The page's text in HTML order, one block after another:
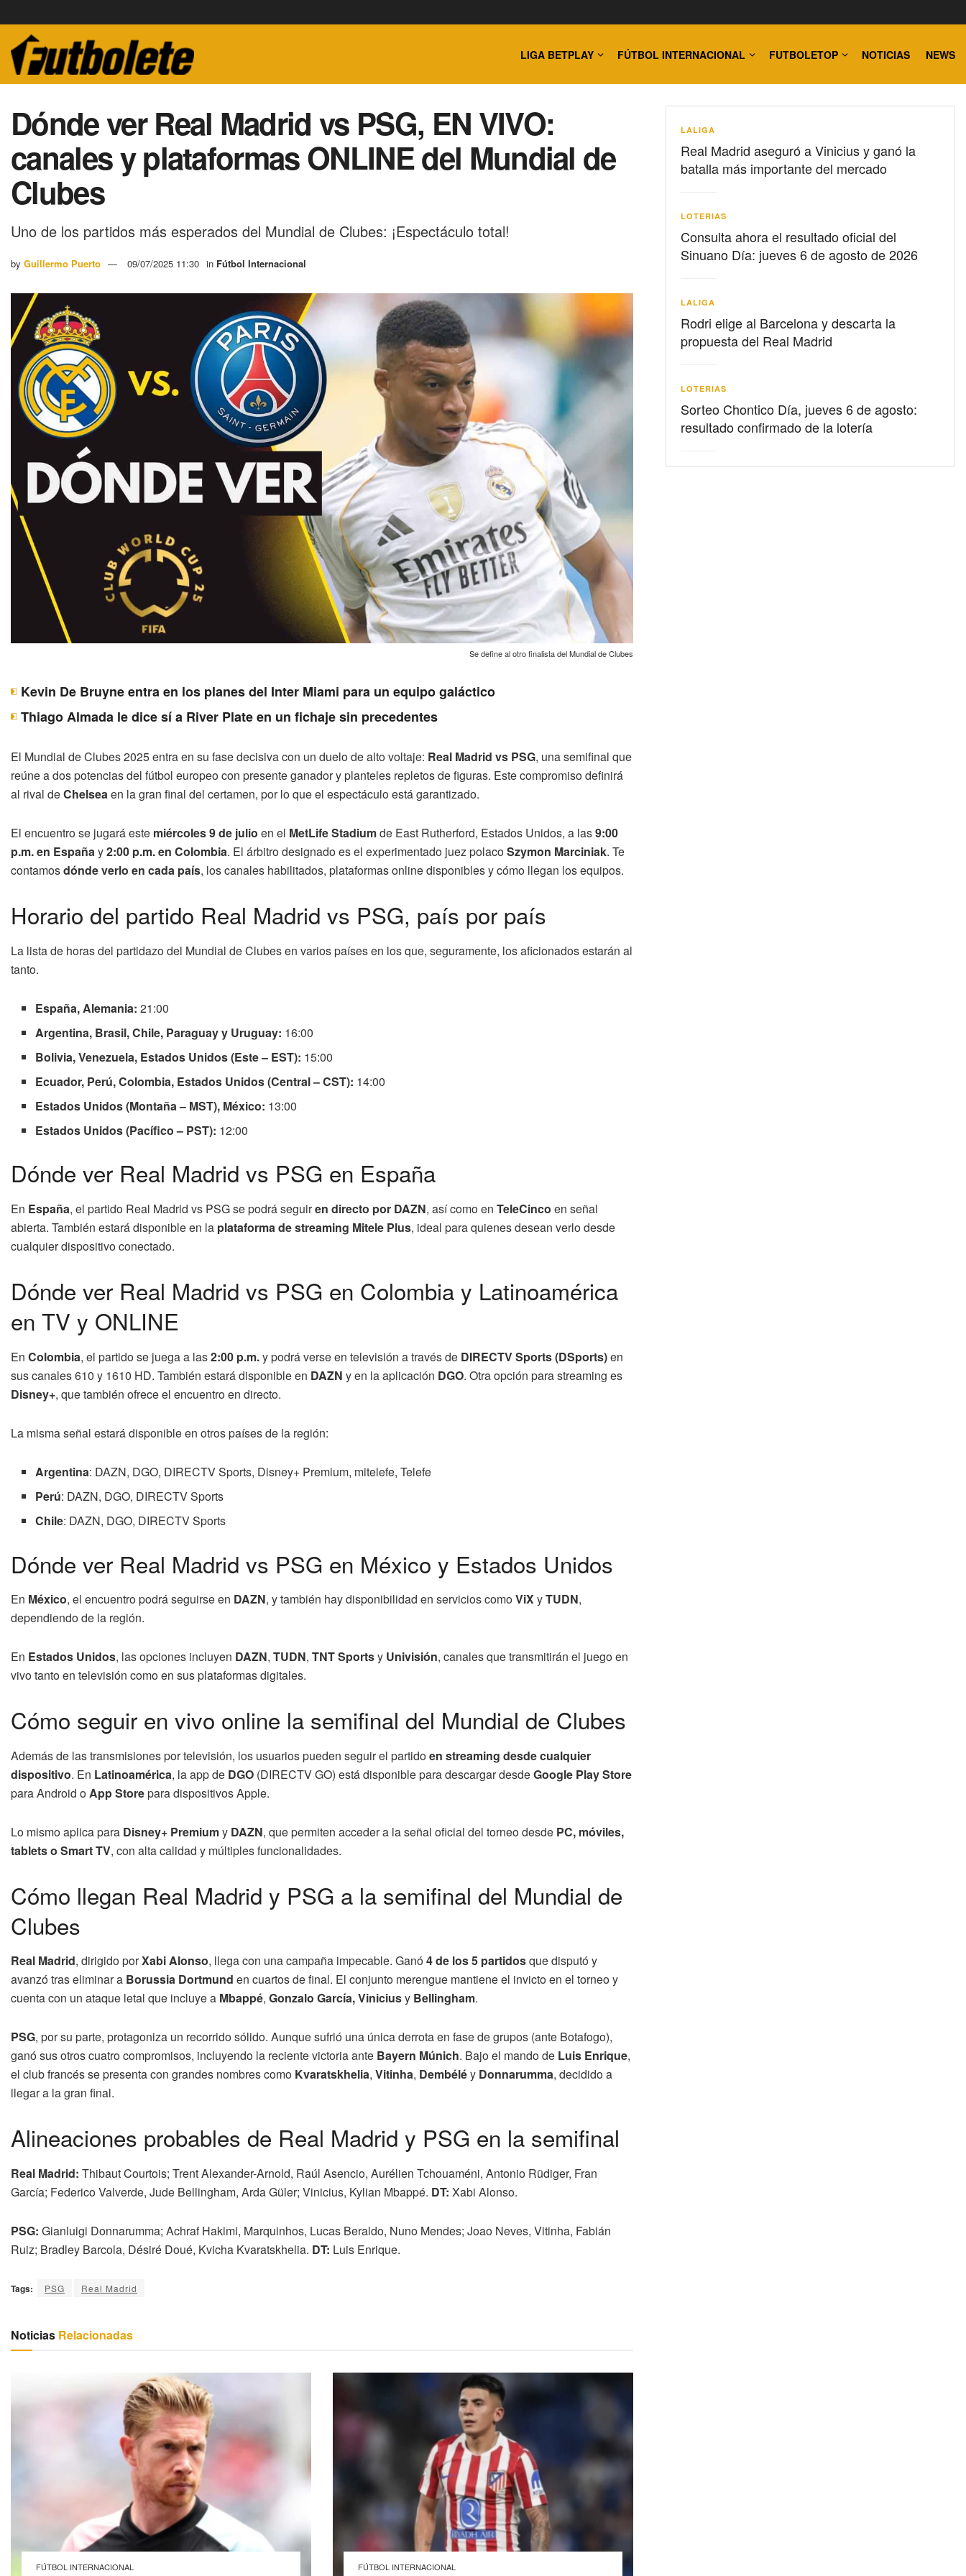
LIGA BETPLAY FÚTBOL INTERNACIONAL FUTBOLETOP NOTICIAS NEWS
Dónde ver Real Madrid vs PSG, EN VIVO:
canales y plataformas ONLINE del Mundial de
Clubes
Uno de los partidos más esperados del Mundial de Clubes: ¡Espectáculo total!
by Guillermo Puerto 09/07/2025 11:30 in Fútbol Internacional
Se define al otro finalista del Mundial de Clubes
Kevin De Bruyne entra en los planes del Inter Miami para un equipo galáctico
Thiago Almada le dice sí a River Plate en un fichaje sin precedentes
El Mundial de Clubes 2025 entra en su fase decisiva con un duelo de alto voltaje: Real Madrid vs PSG, una semifinal que
reúne a dos potencias del fútbol europeo con presente ganador y planteles repletos de figuras. Este compromiso definirá
al rival deChelseaen la gran final del certamen, por lo que el espectáculo está garantizado.
El encuentro se jugará este miércoles 9 de julio en el MetLife Stadiumde East Rutherford, Estados Unidos, a las9:00
p.m. en Españay2:00 p.m. en Colombia. El árbitro designado es el experimentado juez polacoSzymon Marciniak. Te
contamosdónde verlo en cada país, los canales habilitados, plataformas online disponibles y cómo llegan los equipos.
Horario del partido Real Madrid vs PSG, país por país
La lista de horas del partidazo del Mundial de Clubes en varios países en los que, seguramente, los aficionados estarán al
tanto.
España, Alemania: 21:00
Argentina, Brasil, Chile, Paraguay y Uruguay: 16:00
Bolivia, Venezuela, Estados Unidos (Este – EST): 15:00
Ecuador, Perú, Colombia, Estados Unidos (Central – CST): 14:00
Estados Unidos (Montaña – MST), México: 13:00
Estados Unidos (Pacífico – PST): 12:00
Dónde ver Real Madrid vs PSG en España
En España, el partido Real Madrid vs PSG se podrá seguiren directo por DAZN, así como en TeleCinco en señal
abierta. También estará disponible en la plataforma de streaming Mitele Plus, ideal para quienes desean verlo desde
cualquier dispositivo conectado.
Dónde ver Real Madrid vs PSG en Colombia y Latinoamérica
en TV y ONLINE
En Colombia, el partido se juega a las2:00 p.m.y podrá verse en televisión a través de DIRECTV Sports (DSports)en
sus canales 610 y 1610 HD. También estará disponible en DAZN y en la aplicación DGO. Otra opción para streaming es
Disney+, que también ofrece el encuentro en directo.
La misma señal estará disponible en otros países de la región:
Argentina: DAZN, DGO, DIRECTV Sports, Disney+ Premium, mitelefe, Telefe
Perú: DAZN, DGO, DIRECTV Sports
Chile: DAZN, DGO, DIRECTV Sports
Dónde ver Real Madrid vs PSG en México y Estados Unidos
En México, el encuentro podrá seguirse en DAZN, y también hay disponibilidad en servicios comoViXyTUDN,
dependiendo de la región.
En Estados Unidos, las opciones incluyen DAZN, TUDN, TNT Sportsy Univisión, canales que transmitirán el juego en
vivo tanto en televisión como en sus plataformas digitales.
Cómo seguir en vivo online la semifinal del Mundial de Clubes
Además de las transmisiones por televisión, los usuarios pueden seguir el partidoen streaming desde cualquier
dispositivo. En Latinoamérica, la app de DGO (DIRECTV GO) está disponible para descargar desdeGoogle Play Store
para Android oApp Storepara dispositivos Apple.
Lo mismo aplica para Disney+ Premiumy DAZN, que permiten acceder a la señal oficial del torneo desde PC, móviles,
tablets o Smart TV, con alta calidad y múltiples funcionalidades.
Cómo llegan Real Madrid y PSG a la semifinal del Mundial de
Clubes
Real Madrid, dirigido porXabi Alonso, llega con una campaña impecable. Ganó4 de los 5 partidosque disputó y
avanzó tras eliminar a Borussia Dortmund en cuartos de final. El conjunto merengue mantiene el invicto en el torneo y
cuenta con un ataque letal que incluye a Mbappé, Gonzalo García, Viniciusy Bellingham.
PSG, por su parte, protagoniza un recorrido sólido. Aunque sufrió una única derrota en fase de grupos (ante Botafogo),
ganó sus otros cuatro compromisos, incluyendo la reciente victoria ante Bayern Múnich. Bajo el mando de Luis Enrique,
el club francés se presenta con grandes nombres como Kvaratskhelia, Vitinha, Dembéléy Donnarumma, decidido a
llegar a la gran final.
Alineaciones probables de Real Madrid y PSG en la semifinal
Real Madrid: Thibaut Courtois; Trent Alexander-Arnold, Raúl Asencio, Aurélien Tchouaméni, Antonio Rüdiger, Fran
García; Federico Valverde, Jude Bellingham, Arda Güler; Vinicius, Kylian Mbappé. DT: Xabi Alonso.
PSG: Gianluigi Donnarumma; Achraf Hakimi, Marquinhos, Lucas Beraldo, Nuno Mendes; Joao Neves, Vitinha, Fabián
Ruiz; Bradley Barcola, Désiré Doué, Kvicha Kvaratskhelia. DT: Luis Enrique.
Tags: PSG Real Madrid
Noticias Relacionadas
FÚTBOL INTERNACIONAL FÚTBOL INTERNACIONAL
LALIGA
Real Madrid aseguró a Vinicius y ganó la
batalla más importante del mercado
LOTERIAS
Consulta ahora el resultado oficial del
Sinuano Día: jueves 6 de agosto de 2026
LALIGA
Rodri elige al Barcelona y descarta la
propuesta del Real Madrid
LOTERIAS
Sorteo Chontico Día, jueves 6 de agosto:
resultado confirmado de la lotería